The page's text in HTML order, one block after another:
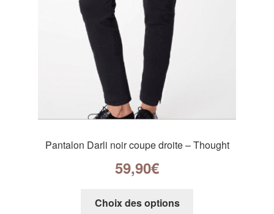
Pantalon Darli noir coupe droite – Thought
59,90€
Choix des options